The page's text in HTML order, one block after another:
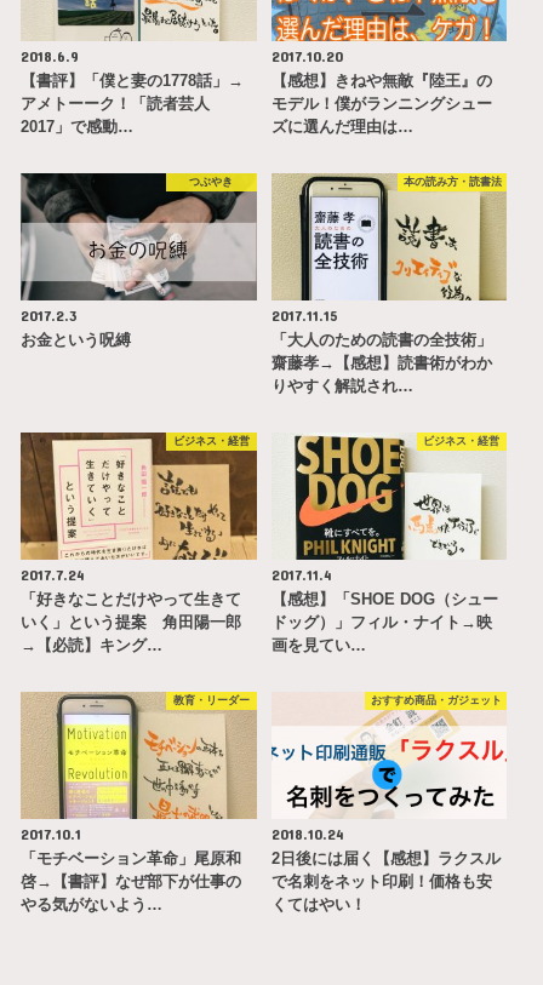
2018.6.9
【書評】「僕と妻の1778話」→
アメトーーク！「読者芸人
2017」で感動…
2017.10.20
【感想】きねや無敵『陸王』の
モデル！僕がランニングシュー
ズに選んだ理由は…
つぶやき
2017.2.3
お金という呪縛
本の読み方・読書法
2017.11.15
「大人のための読書の全技術」
齋藤孝→【感想】読書術がわか
りやすく解説され…
ビジネス・経営
2017.7.24
「好きなことだけやって生きて
いく」という提案 角田陽一郎
→【必読】キング…
ビジネス・経営
2017.11.4
【感想】「SHOE DOG（シュー
ドッグ）」フィル・ナイト→映
画を見てい…
教育・リーダー
2017.10.1
「モチベーション革命」尾原和
啓→【書評】なぜ部下が仕事の
やる気がないよう…
おすすめ商品・ガジェット
2018.10.24
2日後には届く【感想】ラクスル
で名刺をネット印刷！価格も安
くてはやい！